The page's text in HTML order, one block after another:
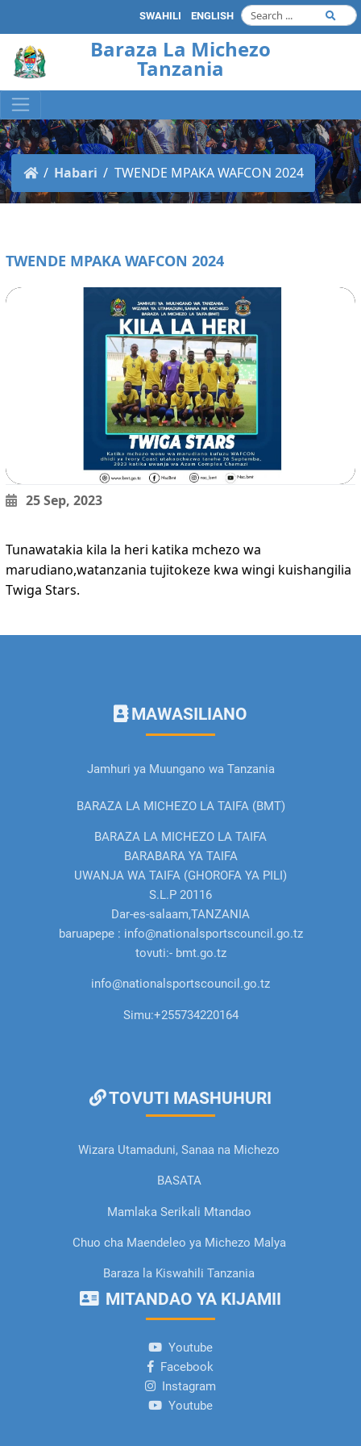
ENGLISH
SWAHILI
Baraza La Michezo
Tanzania
Habari TWENDE MPAKA WAFCON 2024
TWENDE MPAKA WAFCON 2024
25 Sep, 2023
Tunawatakia kila la heri katika mchezo wa
marudiano,watanzania tujitokeze kwa wingi kuishangilia
Twiga Stars.
MAWASILIANO
Jamhuri ya Muungano wa Tanzania
BARAZA LA MICHEZO LA TAIFA (BMT)
BARAZA LA MICHEZO LA TAIFA
BARABARA YA TAIFA
UWANJA WA TAIFA (GHOROFA YA PILI)
S.L.P 20116
Dar-es-salaam,TANZANIA
baruapepe : info@nationalsportscouncil.go.tz
tovuti:- bmt.go.tz
info@nationalsportscouncil.go.tz
Simu:+255734220164
TOVUTI MASHUHURI
Wizara Utamaduni, Sanaa na Michezo
BASATA
Mamlaka Serikali Mtandao
Chuo cha Maendeleo ya Michezo Malya
Baraza la Kiswahili Tanzania
MITANDAO YA KIJAMII
Youtube
Facebook
Instagram
Youtube